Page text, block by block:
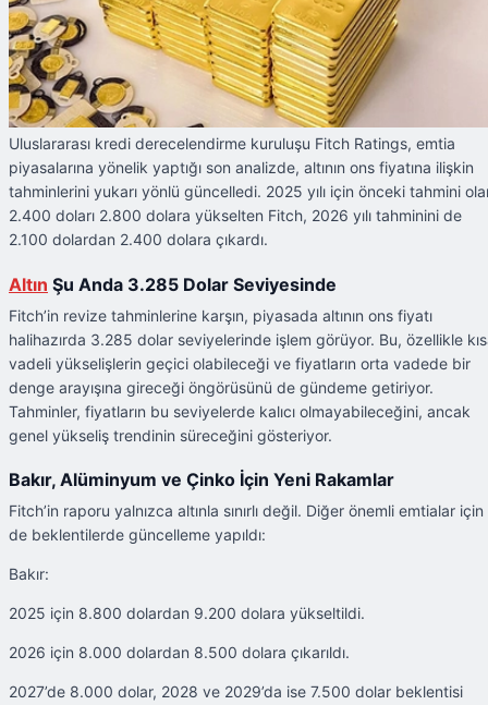
Uluslararası kredi derecelendirme kuruluşu Fitch Ratings, emtia
piyasalarına yönelik yaptığı son analizde, altının ons fiyatına ilişkin
tahminlerini yukarı yönlü güncelledi. 2025 yılı için önceki tahmini
2.400 doları 2.800 dolara yükselten Fitch, 2026 yılı tahminini de
2.100 dolardan 2.400 dolara çıkardı.
Altın Şu Anda 3.285 Dolar Seviyesinde
Fitch’in revize tahminlerine karşın, piyasada altının ons fiyatı
halihazırda 3.285 dolar seviyelerinde işlem görüyor. Bu, özellikle
vadeli yükselişlerin geçici olabileceği ve fiyatların orta vadede bir
denge arayışına gireceği öngörüsünü de gündeme getiriyor.
Tahminler, fiyatların bu seviyelerde kalıcı olmayabileceğini, ancak
genel yükseliş trendinin süreceğini gösteriyor.
Bakır, Alüminyum ve Çinko İçin Yeni Rakamlar
Fitch’in raporu yalnızca altınla sınırlı değil. Diğer önemli emtialar için
de beklentilerde güncelleme yapıldı:
Bakır:
2025 için 8.800 dolardan 9.200 dolara yükseltildi.
2026 için 8.000 dolardan 8.500 dolara çıkarıldı.
2027’de 8.000 dolar, 2028 ve 2029’da ise 7.500 dolar beklentisi